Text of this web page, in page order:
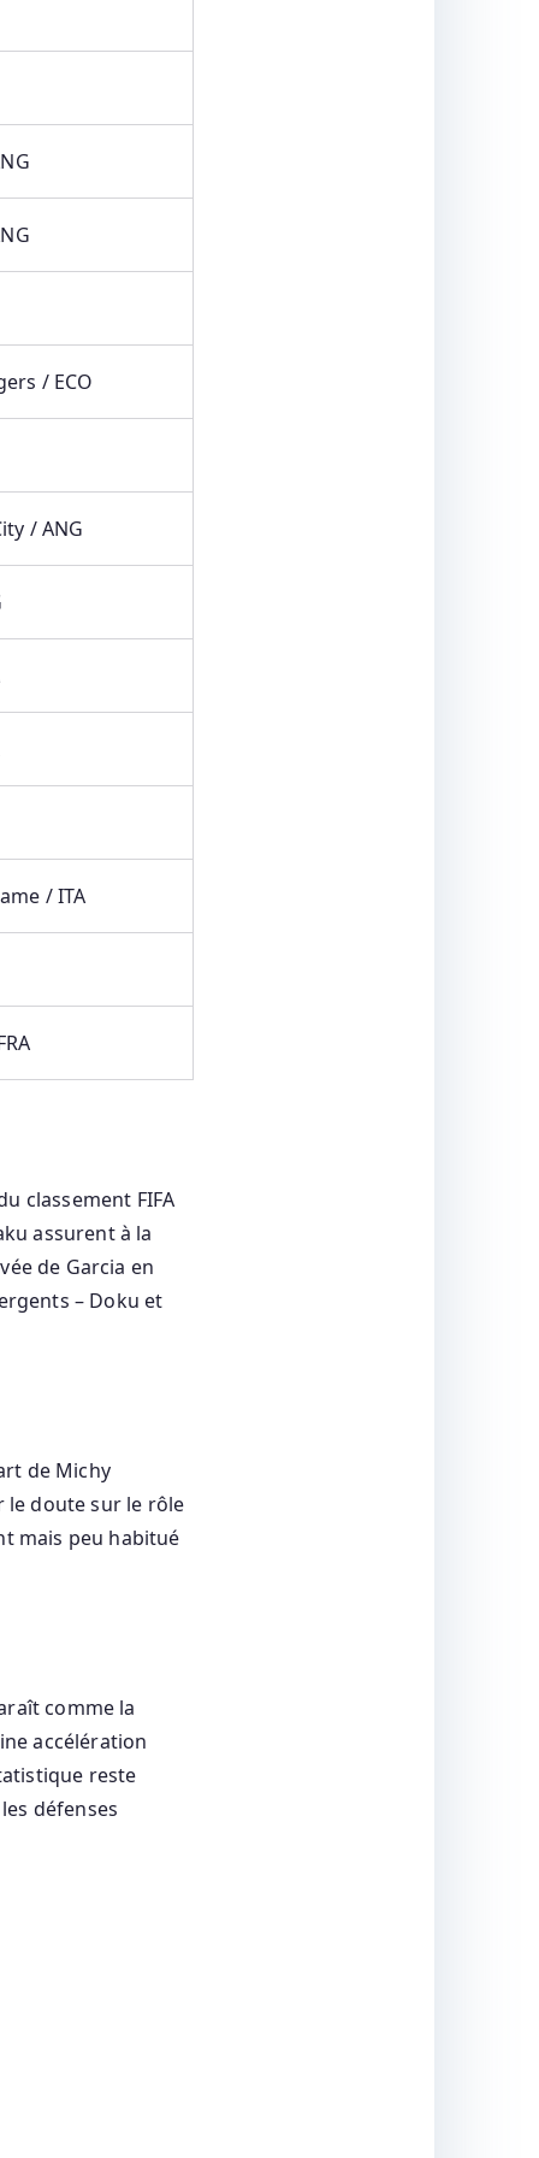
/ ECO
/ ANG
/ ITA
classement FIFA
assurent à la
de Garcia en
– Doku et
de Michy
le doute sur le rôle
mais peu habitué
comme la
accélération
reste
défenses